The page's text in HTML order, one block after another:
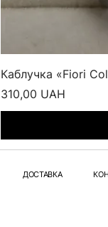
Каблучка «Fiori
Ціна
310,00 UAH
ДОСТАВКА